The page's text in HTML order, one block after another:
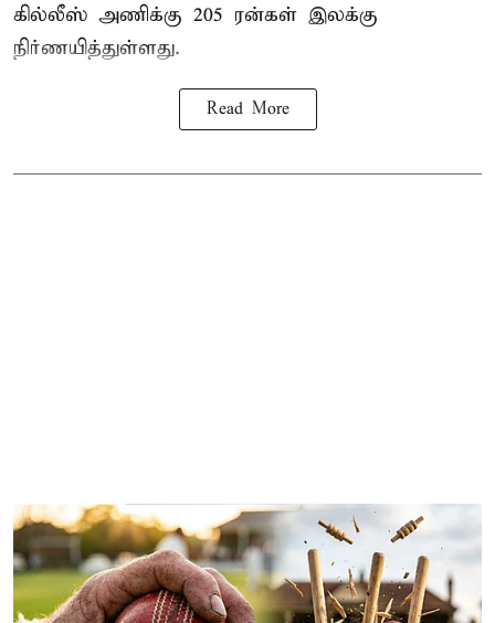
கில்லீஸ் அணிக்கு 205 ரன்கள் இலக்கு
நிர்ணயித்துள்ளது.
Read More